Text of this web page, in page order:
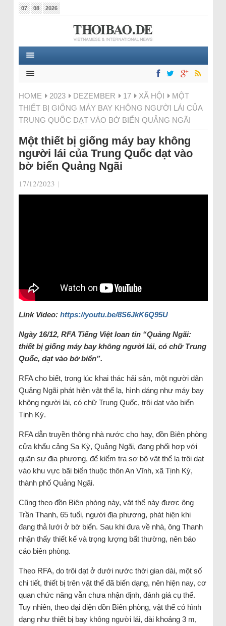
07 08 2026
HOME 2023 DEZEMBER 17 XÃ HỘI
MỘT
THIẾT BỊ GIỐNG MÁY BAY KHÔNG NGƯỜI LÁI CỦA
TRUNG QUỐC DẠT VÀO BỜ BIỂN QUẢNG NGÃI
Một thiết bị giống máy bay không
người lái của Trung Quốc dạt vào
bờ biển Quảng Ngãi
17/12/2023 |
Link Video: https://youtu.be/8S6JkK6Q95U
Ngày 16/12, RFA Tiếng Việt loan tin “Quảng Ngãi:
thiết bị giống máy bay không người lái, có chữ Trung
Quốc, dạt vào bờ biển”.
RFA cho biết, trong lúc khai thác hải sản, một người dân
Quảng Ngãi phát hiện vật thể lạ, hình dáng như máy bay
không người lái, có chữ Trung Quốc, trôi dạt vào biển
Tịnh Kỳ.
RFA dẫn truyền thông nhà nước cho hay, đồn Biên phòng
cửa khẩu cảng Sa Kỳ, Quảng Ngãi, đang phối hợp với
quân sự địa phương, để kiểm tra sơ bộ vật thể lạ trôi dạt
vào khu vực bãi biển thuộc thôn An Vĩnh, xã Tịnh Kỳ,
thành phố Quảng Ngãi.
Cũng theo đồn Biên phòng này, vật thể này được ông
Trần Thanh, 65 tuổi, người địa phương, phát hiện khi
đang thả lưới ở bờ biển. Sau khi đưa về nhà, ông Thanh
nhận thấy thiết kế và trọng lượng bất thường, nên báo
cáo biên phòng.
Theo RFA, do trôi dạt ở dưới nước thời gian dài, một số
chi tiết, thiết bị trên vật thể đã biến dạng, nên hiện nay, cơ
quan chức năng vẫn chưa nhận định, đánh giá cụ thể.
Tuy nhiên, theo đại diện đồn Biên phòng, vật thể có hình
dạng như thiết bị bay không người lái, dài khoảng 3 m,